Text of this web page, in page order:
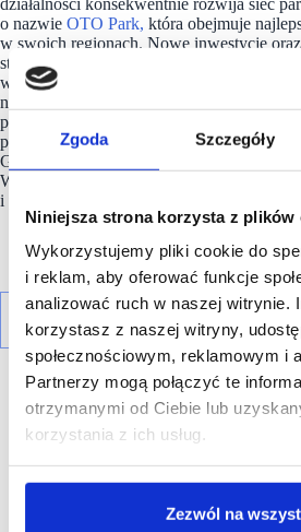
Zgoda Szczegóły
Niniejsza strona korzysta z plików
Wykorzystujemy pliki cookie do
i reklam, aby oferować funkcje
analizować ruch w naszej witrynie.
korzystasz z naszej witryny,
społecznościowym, reklamowym i
Partnerzy mogą połączyć te
otrzymanymi od Ciebie lub
korzystania z ich usług.
Zezwól na
działalności konsekwentnie rozwija sieć
o nazwie OTO Park, która obejmuje
w swoich regionach. Nowe inwestycje
stanowią integralny element strategii
wzmocnienie pozycji firmy jako ważnego
nieruchomości komercyjnych. Aktualnie
portfelem o łącznej powierzchni
powierzchni w takich miastach, jak:
Golub-Dobrzyń, Sochaczew, Kępno,
Wielkopolski, Kłodzko czy Żagań. W
i przygotowaniu są kolejne projekty w całej
R E K L A M A